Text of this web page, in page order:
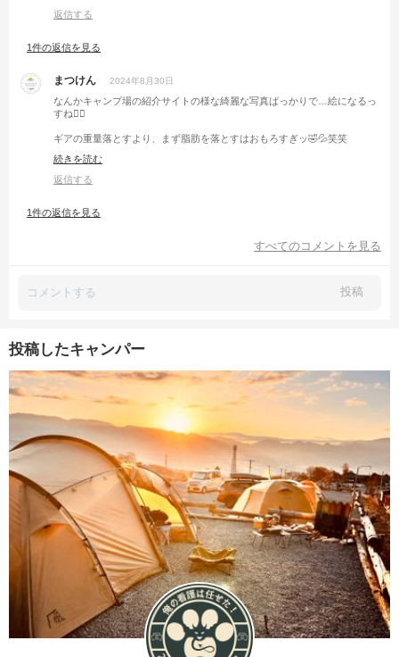
返信する
1件の返信を見る
まつけん 2024年8月30日
なんかキャンプ場の紹介サイトの様な綺麗な写真ばっかりで…絵になるっ
すね🙋‍♂️
ギアの重量落とすより、まず脂肪を落とすはおもろすぎッ🤣💦笑笑
続きを読む
返信する
1件の返信を見る
すべてのコメントを見る
投稿
投稿したキャンパー